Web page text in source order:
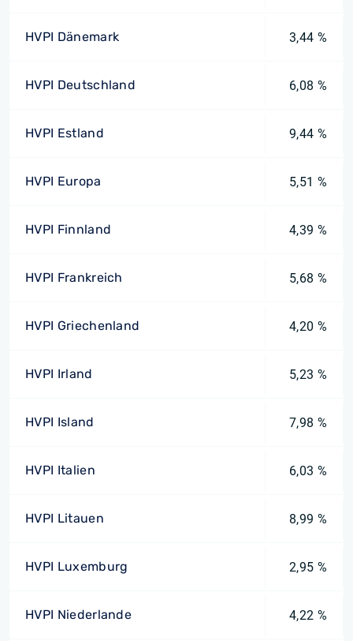
HVPI Dänemark 3,44 %
HVPI Deutschland 6,08 %
HVPI Estland 9,44 %
HVPI Europa 5,51 %
HVPI Finnland 4,39 %
HVPI Frankreich 5,68 %
HVPI Griechenland 4,20 %
HVPI Irland 5,23 %
HVPI Island 7,98 %
HVPI Italien 6,03 %
HVPI Litauen 8,99 %
HVPI Luxemburg 2,95 %
HVPI Niederlande 4,22 %